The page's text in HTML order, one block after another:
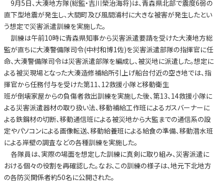
9月5日、大湊地方隊(総監・吉川榮治海将)は、青森県北部で震度6弱の
直下型地震が発生し、大間町及び風間浦村に大きな被害が発生したとい
う想定で災害派遣訓練を実施した。
訓練は午前10時に青森県知事から災害派遣要請を受けた大湊地方総
監が直ちに大湊警備隊司令(中村和博1佐)を災害派遣部隊の指揮官に任
命、大湊警備隊司令は災害派遣部隊を編成し、被災地に派遣した。想定に
よる被災現場となった大湊造修補給所引上げ船台付近の空き地では、指
揮官から任務付与を受けた第11、12救援小隊と移動衛生
班が倒壊家屋からの負傷者救出訓練を実施した後、第13、14救援小隊に
よる災害派遣器材の取り扱い法、移動補給工作班によるガスバーナーに
よる鉄鋼材の切断、移動通信班による被災地から大監までの通信系の設
定やパソコンによる画像転送、移動給養班による給食の準備、移動潜水班
による岸壁の調査などの各種訓練を実施した。
各隊員は、実際の場面を想定した訓練に真剣に取り組み、災害派遣に
おける個々の役割を再確認した。なお、この訓練の様子は、地元下北地方
の各防災関係者約50名に公開された。